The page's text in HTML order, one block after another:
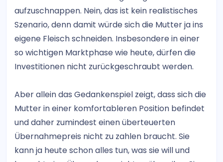
aufzuschnappen. Nein, das ist kein realistisches
Szenario, denn damit würde sich die Mutter ja ins
eigene Fleisch schneiden. Insbesondere in einer
so wichtigen Marktphase wie heute, dürfen die
Investitionen nicht zurückgeschraubt werden.
Aber allein das Gedankenspiel zeigt, dass sich die
Mutter in einer komfortableren Position befindet
und daher zumindest einen überteuerten
Übernahmepreis nicht zu zahlen braucht. Sie
kann ja heute schon alles tun, was sie will und